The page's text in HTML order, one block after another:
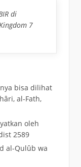
di
7
bisa dilihat
al-Fath,
oleh
2589
al-Qulûb wa